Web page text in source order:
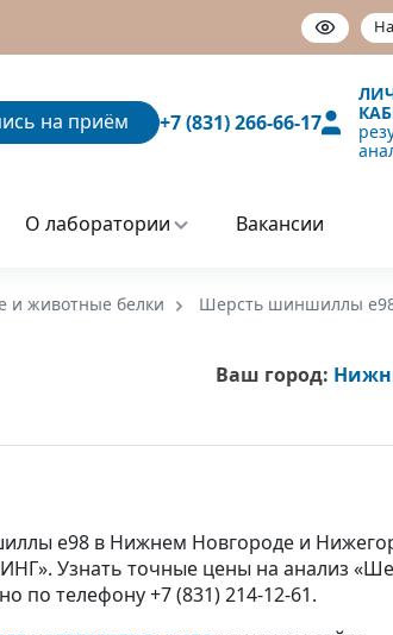
на приём +7 (831) 266-66-17
О лаборатории Вакансии
и животные белки Шерсть шиншиллы
Ваш город:
е98 в Нижнем Новгороде и
Узнать точные цены на анализ
телефону +7 (831) 214-12-61.